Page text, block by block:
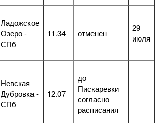
Ладожское
Озеро -
СПб
11.34 отменен
29
июля
Невская
Дубровка -
СПб
12.07
до
Пискаревки
согласно
расписания